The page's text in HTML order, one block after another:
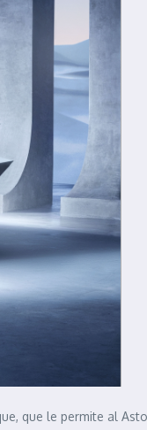
que le permite al